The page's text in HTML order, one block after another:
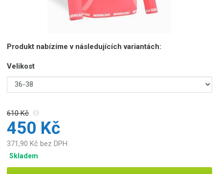
Produkt nabízíme v následujících variantách:
Velikost
610 Kč
450 Kč
371,90 Kč bez DPH
Skladem